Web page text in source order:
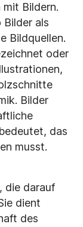
Bildern.
Bilder als
Bildquellen.
oder
Bilder
das
musst.
die darauf
dient
des